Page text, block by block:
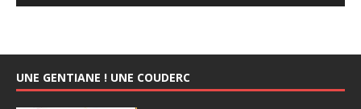
UNE GENTIANE ! UNE COUDERC